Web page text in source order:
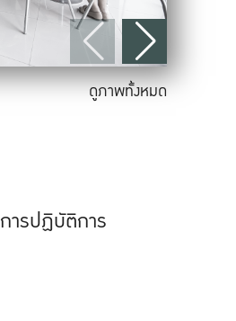
ดูภาพทั้งหมด
ารปฏิบัติการ